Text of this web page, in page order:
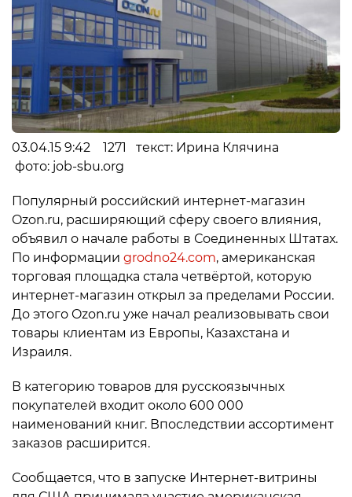
03.04.15 9:42 1271 текст: Ирина Клячина
фото: job-sbu.org
Популярный российский интернет-магазин
Ozon.ru, расширяющий сферу своего влияния,
объявил о начале работы в Соединенных Штатах.
По информации grodno24.com, американская
торговая площадка стала четвёртой, которую
интернет-магазин открыл за пределами России.
До этого Ozon.ru уже начал реализовывать свои
товары клиентам из Европы, Казахстана и
Израиля.
В категорию товаров для русскоязычных
покупателей входит около 600 000
наименований книг. Впоследствии ассортимент
заказов расширится.
Сообщается, что в запуске Интернет-витрины